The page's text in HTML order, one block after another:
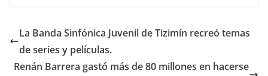
La Banda Sinfónica Juvenil de Tizimín recreó temas
de series y películas.
Renán Barrera gastó más de 80 millones en hacerse